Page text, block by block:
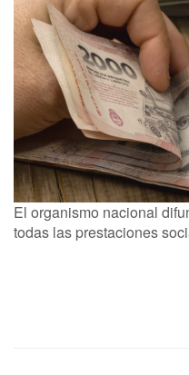
El organismo nacional
todas las prestaciones